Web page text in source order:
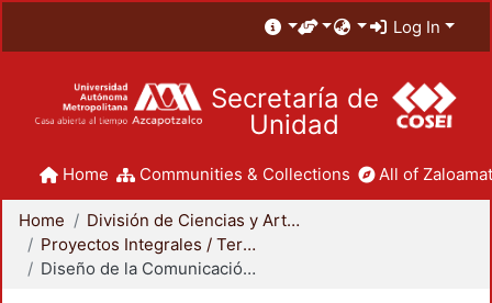
Log In
Secretaría de
Unidad
Home Communities & Collections All of
Home
División de Ciencias y Artes para el Diseño
Proyectos Integrales / Terminales - Licenciatura
Diseño de la Comunicación Gráfica - Proyectos Integrales